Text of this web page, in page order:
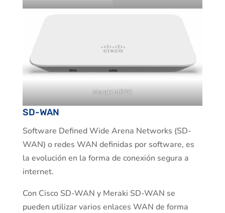
Meraki MR20
SD-WAN
Software Defined Wide Arena Networks (SD-
WAN) o redes WAN definidas por software, es
la evolución en la forma de conexión segura a
internet.
Con Cisco SD-WAN y Meraki SD-WAN se
pueden utilizar varios enlaces WAN de forma